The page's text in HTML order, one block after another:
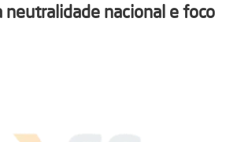
neutralidade nacional e foco